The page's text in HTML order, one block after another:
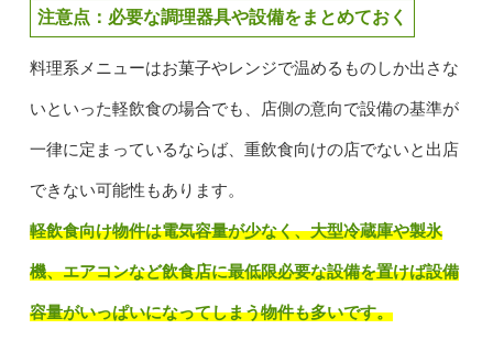
注意点：必要な調理器具や設備をまとめておく
料理系メニューはお菓子やレンジで温めるものしか出さな
いといった軽飲食の場合でも、店側の意向で設備の基準が
一律に定まっているならば、重飲食向けの店でないと出店
できない可能性もあります。
軽飲食向け物件は電気容量が少なく、大型冷蔵庫や製氷
機、エアコンなど飲食店に最低限必要な設備を置けば設備
容量がいっぱいになってしまう物件も多いです。